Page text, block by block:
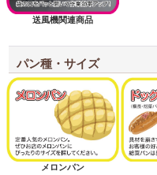
送風機関連商品
パン種・サイズ
メロンパン